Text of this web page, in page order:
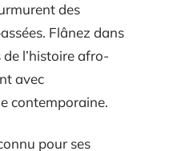
des
Flânez dans
l’histoire afro-
avec
contemporaine.
pour ses